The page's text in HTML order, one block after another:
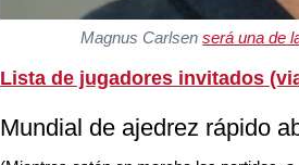
Magnus Carlsenserá una de
Lista de jugadores invitados
Mundial de ajedrez rápido